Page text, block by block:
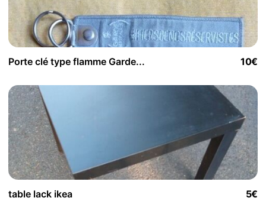
Porte clé type flamme Garde... 10€
table lack ikea 5€